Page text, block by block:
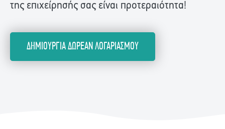
της επιχείρησής σας είναι προτεραιότητα!
ΔΗΜΙΟΥΡΓΙΑ ΔΩΡΕΑΝ ΛΟΓΑΡΙΑΣΜΟΥ